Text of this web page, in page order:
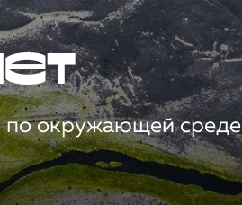
окружающей среде